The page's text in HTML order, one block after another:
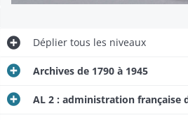
Dépliertous les niveaux
Archives de 1790 à 1945
AL 2 : administration française